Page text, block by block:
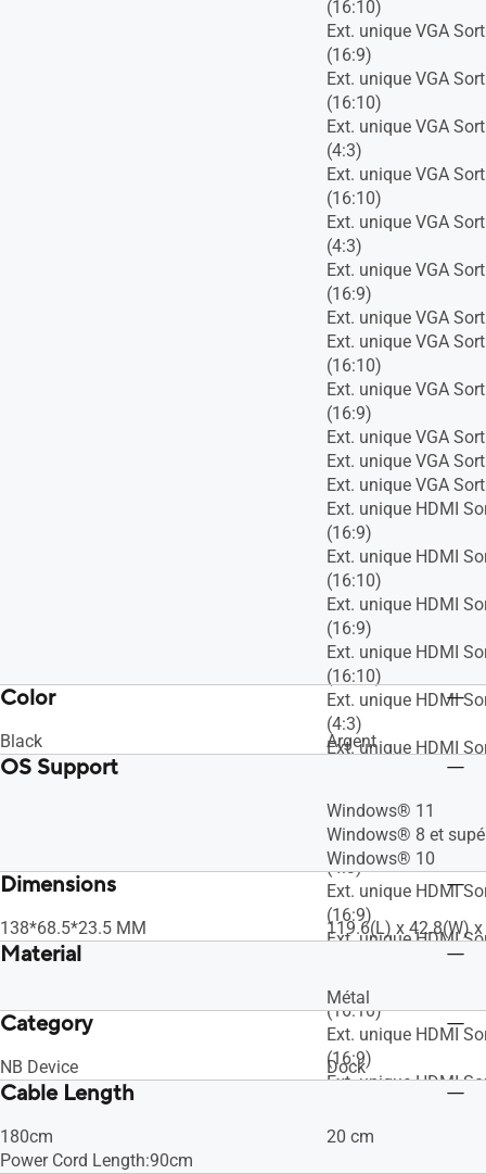
(16:10)
Ext. unique VGA
(16:9)
Ext. unique VGA
(16:10)
Ext. unique VGA
(4:3)
Ext. unique VGA
(16:10)
Ext. unique VGA
(4:3)
Ext. unique VGA
(16:9)
Ext. unique VGA
Ext. unique VGA
(16:10)
Ext. unique VGA
(16:9)
Ext. unique VGA
Ext. unique VGA
Ext. unique VGA
Ext. unique HDMI
(16:9)
Ext. unique HDMI
(16:10)
Ext. unique HDMI
(16:9)
Ext. unique HDMI
(16:10)
Ext. unique HDMI
(4:3)
Ext. unique HDMI
(16:10)
Ext. unique HDMI
(4:3)
Ext. unique HDMI
(16:9)
Ext. unique HDMI
Ext. unique HDMI
(16:10)
Ext. unique HDMI
(16:9)
Ext. unique HDMI
Ext. unique HDMI
Color
Black Argent
OS Support
Windows® 11
Windows® 8 et
Windows® 10
Dimensions
138*68.5*23.5 MM 119.6(L) x 42.8(W)
Material
Métal
Category
NB Device Dock
Cable Length
180cm
Power Cord Length:90cm
20 cm